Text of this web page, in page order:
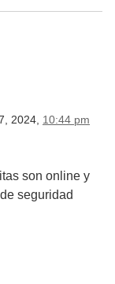
2024, 10:44 pm
son online y
seguridad